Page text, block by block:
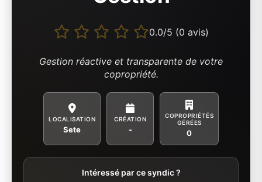
0.0/5 (0 avis)
Gestion réactive et transparente de votre
copropriété.
LOCALISATION
Sete
CRÉATION
-
COPROPRIÉTÉS
GÉRÉES
0
Intéressé par ce syndic ?